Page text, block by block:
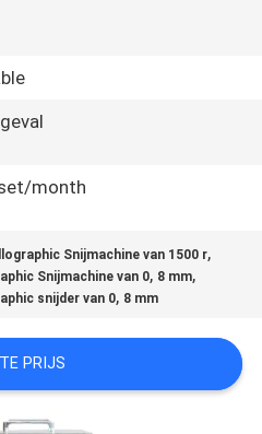
month
Snijmachine van 1500 r,
Snijmachine van 0, 8 mm,
snijder van 0, 8 mm
PRIJS